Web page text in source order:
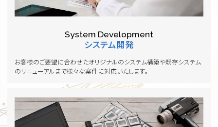
System Development
システム開発
お客様のご要望に合わせたオリジナルのシステム構築や既存システム
のリニューアルまで様々な案件に対応いたします。